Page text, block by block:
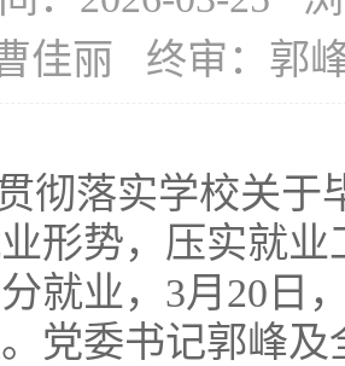
佳丽 终审：郭
彻落实学校关于
形势，压实就
就业，3月20日
党委书记郭峰